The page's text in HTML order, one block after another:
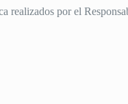
realizados por el